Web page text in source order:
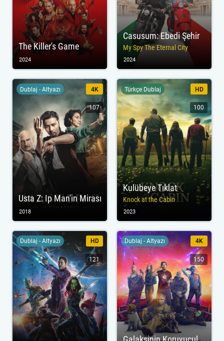
The Killer's Game
2024
Casusum: Ebedi Şehir
My Spy The Eternal City
2024
Usta Z: Ip Man'in Mirası
Dublaj - Altyazı 4K
107
2018
Kulübeye Tıklat
Knock at the Cabin
Türkçe Dublaj HD
100
2023
Dublaj - Altyazı HD
121
Dublaj - Altyazı 4K
150